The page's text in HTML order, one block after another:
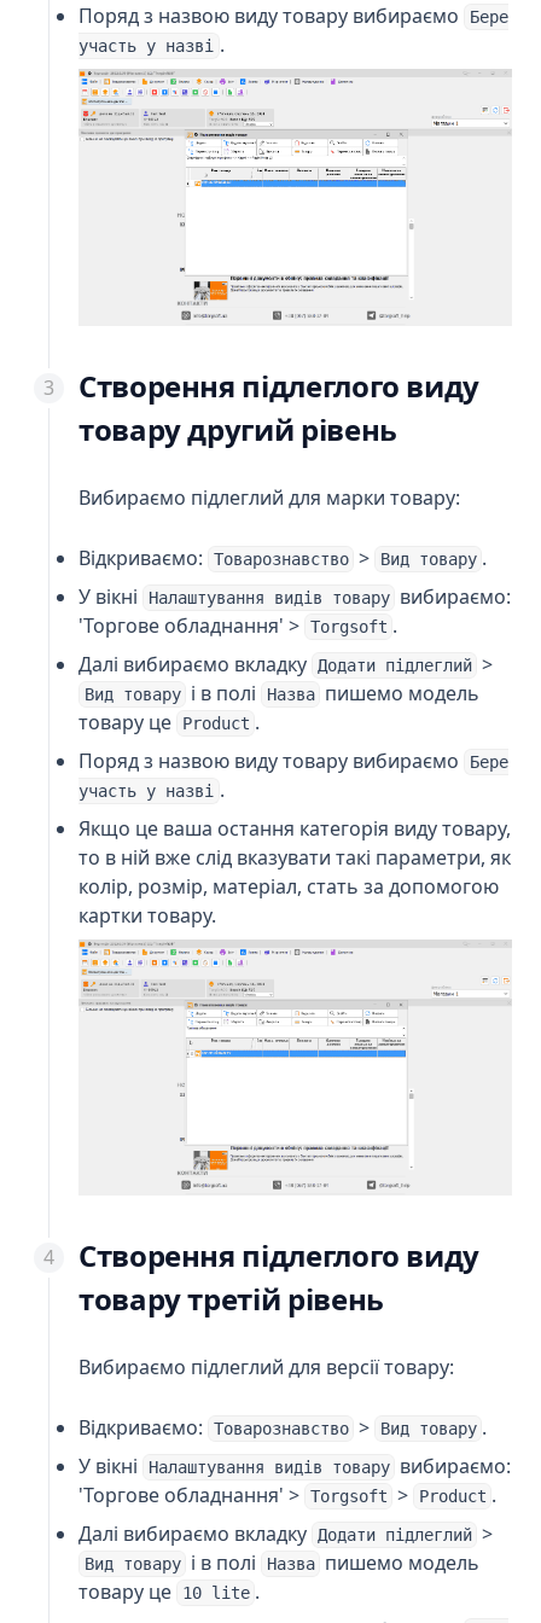
Поряд з назвою виду товару вибираємо
Бере
участь у назві .
Створення підлеглого виду
товару другий рівень
Вибираємо підлеглий для марки товару:
Відкриваємо: Товарознавство > Вид товару .
У вікні
Налаштування видів товару вибираємо:
'Торгове обладнання' > Torgsoft .
Далі вибираємо вкладку
Додати підлеглий >
Вид товару і в полі Назва пишемо модель
товару це
Product .
Поряд з назвою виду товару вибираємо
Бере
участь у назві .
Якщо це ваша остання категорія виду товару,
то в ній вже слід вказувати такі параметри, як
колір, розмір, матеріал, стать за допомогою
картки товару.
Створення підлеглого виду
товару третій рівень
Вибираємо підлеглий для версії товару:
Відкриваємо: Товарознавство > Вид товару .
У вікні
Налаштування видів товару вибираємо:
'Торгове обладнання' > Torgsoft > Product .
Далі вибираємо вкладку Додати підлеглий >
Вид товару і в полі Назва пишемо модель
товару це
10 lite .